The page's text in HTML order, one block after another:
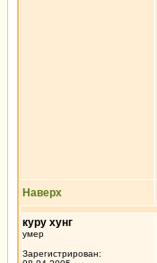
Наверх
куру хунг
умер
Зарегистрирован: